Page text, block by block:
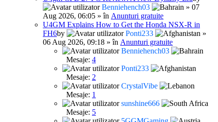
Benniehench03
» 07
Aug 2026, 06:05 » în Anunturi gratuite
U4GM Explains How to Get the Honda NSX-R in
FH6by Ponti233
»
06 Aug 2026, 09:18 » în Anunturi gratuite
Benniehench03
Mesaje: 4
Ponti233
Mesaje: 2
CrystalVibe
Mesaje: 1
sunshine666
Mesaje: 5